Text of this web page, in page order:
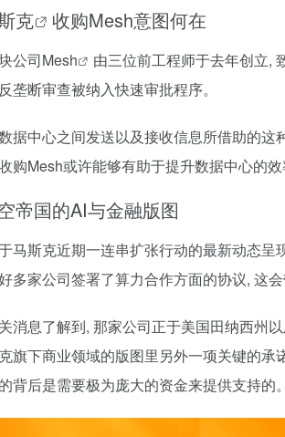
克 收购Mesh意图何在
公司Mesh
由三位前工程师于去年创立,
垄断审查被纳入快速审批程序。
据中心之间发送以及接收信息所借助的
购Mesh或许能够有助于提升数据中心的
帝国的AI与金融版图
马斯克近期一连串扩张行动的最新动态
多家公司签署了算力合作方面的协议, 这
消息了解到, 那家公司正于美国田纳西州
旗下商业领域的版图里另外一项关键的承
背后是需要极为庞大的资金来提供支持的